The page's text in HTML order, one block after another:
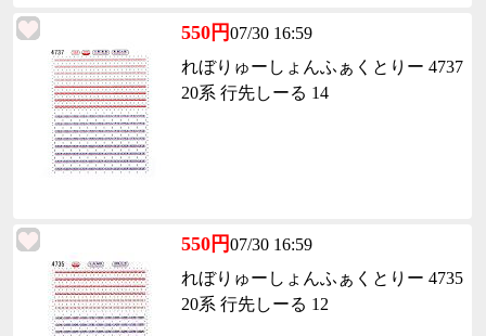
550円07/30 16:59
れぼりゅーしょんふぁくとりー 4737
20系 行先しーる 14
550円07/30 16:59
れぼりゅーしょんふぁくとりー 4735
20系 行先しーる 12